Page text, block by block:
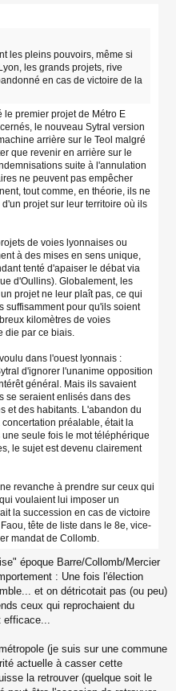
les pleins pouvoirs, même si
les grands projets, rive
en cas de victoire de la
le premier projet de Métro E
le nouveau Sytral version
arrière sur le Teol malgré
que revenir en arrière sur le
suite à l'annulation
ne peuvent pas empêcher
tout comme, en théorie, ils ne
projet sur leur territoire où ils
de voies lyonnaises ou
à des mises en sens unique,
tenté d'apaiser le débat via
d'Oullins). Globalement, les
projet ne leur plaît pas, ce qui
suffisamment pour qu'ils soient
kilomètres de voies
die par ce biais.
dans l'ouest lyonnais :
d'ignorer l'unanime opposition
général. Mais ils savaient
se seraient enlisés dans des
et des habitants. L'abandon du
préalable, était la
seule fois le mot téléphérique
le sujet est devenu clairement
revanche à prendre sur ceux qui
voulaient lui imposer un
la succession en cas de victoire
tête de liste dans le 8e, vice-
mandat de Collomb.
époque Barre/Collomb/Mercier
: Une fois l'élection
et on détricotait pas (ou peu)
ceux qui reprochaient du
efficace...
(je suis sur une commune
actuelle à casser cette
la retrouver (quelque soit le